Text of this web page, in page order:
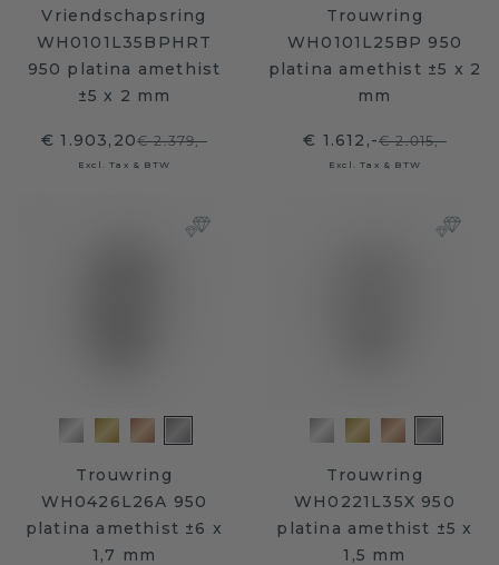
Vriendschapsring
WH0101L35BPHRT
950 platina amethist
±5 x 2 mm
€ 1.903,20€ 2.379,-
Excl. Tax & BTW
Trouwring
WH0101L25BP 950
platina amethist ±5 x 2
mm
€ 1.612,-€ 2.015,-
Excl. Tax & BTW
Trouwring
WH0426L26A 950
platina amethist ±6 x
1,7 mm
Trouwring
WH0221L35X 950
platina amethist ±5 x
1,5 mm